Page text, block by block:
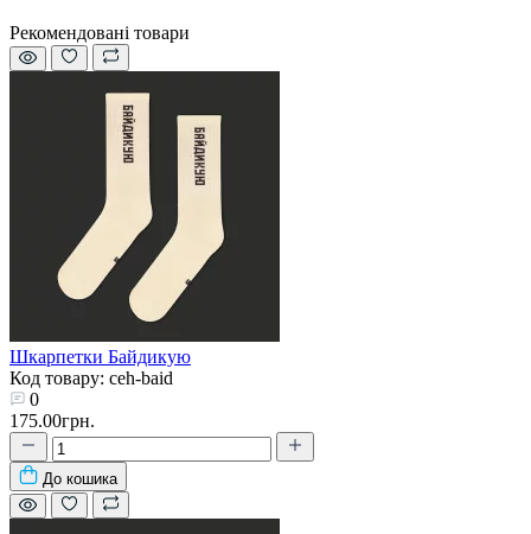
Рекомендовані товари
Шкарпетки Байдикую
Код товару: ceh-baid
0
175.00грн.
До кошика